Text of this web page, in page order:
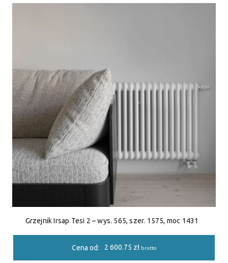
Grzejnik Irsap Tesi 2 – wys. 565, szer. 1575, moc 1431
Cena od: 2 600.75 zł brutto